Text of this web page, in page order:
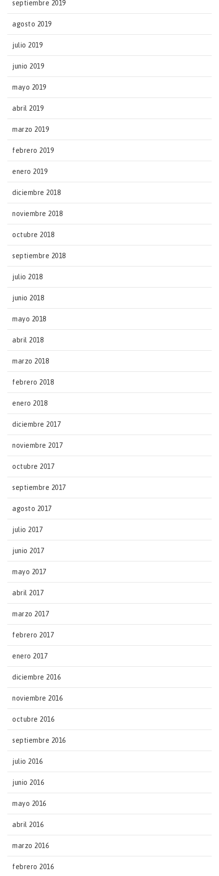
septiembre 2019
agosto 2019
julio 2019
junio 2019
mayo 2019
abril 2019
marzo 2019
febrero 2019
enero 2019
diciembre 2018
noviembre 2018
octubre 2018
septiembre 2018
julio 2018
junio 2018
mayo 2018
abril 2018
marzo 2018
febrero 2018
enero 2018
diciembre 2017
noviembre 2017
octubre 2017
septiembre 2017
agosto 2017
julio 2017
junio 2017
mayo 2017
abril 2017
marzo 2017
febrero 2017
enero 2017
diciembre 2016
noviembre 2016
octubre 2016
septiembre 2016
julio 2016
junio 2016
mayo 2016
abril 2016
marzo 2016
febrero 2016